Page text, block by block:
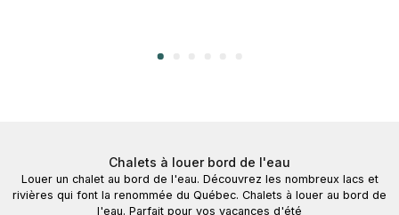
Chalets à louer bord de l'eau
Louer un chalet au bord de l'eau. Découvrez les nombreux lacs et
rivières qui font la renommée du Québec. Chalets à louer au bord de
l'eau. Parfait pour vos vacances d'été